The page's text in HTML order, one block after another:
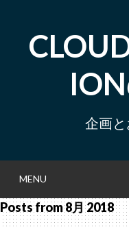
content
企画
MENU
Posts from8月 2018